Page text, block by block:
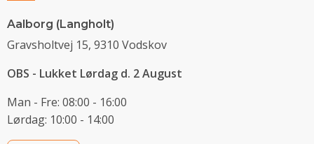
Aalborg (Langholt)
Gravsholtvej 15, 9310 Vodskov
OBS - Lukket Lørdag d. 2 August
Man - Fre: 08:00 - 16:00
Lørdag: 10:00 - 14:00